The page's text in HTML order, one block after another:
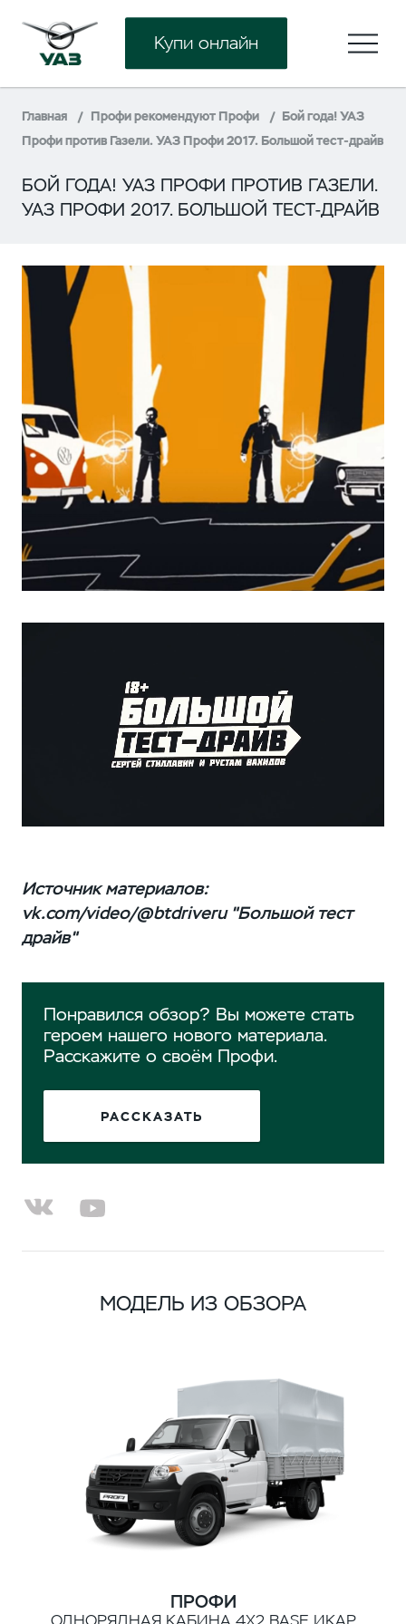
Купи онлайн
Главная Профи рекомендуют Профи
Бой года! УАЗ
Профи против Газели. УАЗ Профи 2017. Большой тест-драйв
БОЙ ГОДА! УАЗ ПРОФИ ПРОТИВ ГАЗЕЛИ.
УАЗ ПРОФИ 2017. БОЛЬШОЙ ТЕСТ-ДРАЙВ
Источник материалов:
vk.com/video/@btdriveru "Большой тест
драйв"
Понравился обзор? Вы можете стать
героем нашего нового материала.
Расскажите о своём Профи.
РАССКАЗАТЬ
МОДЕЛЬ ИЗ ОБЗОРА
ПРОФИ